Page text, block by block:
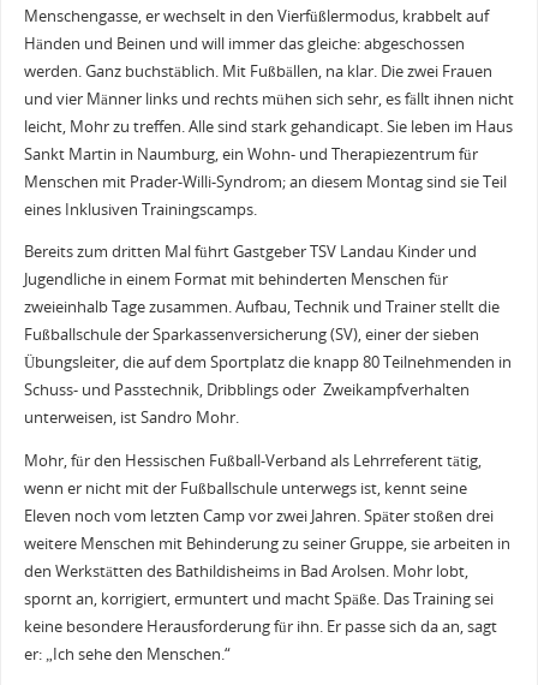
Menschengasse, er wechselt in den Vierfüßlermodus, krabbelt auf
Händen und Beinen und will immer das gleiche: abgeschossen
werden. Ganz buchstäblich. Mit Fußbällen, na klar. Die zwei Frauen
und vier Männer links und rechts mühen sich sehr, es fällt ihnen nicht
leicht, Mohr zu treffen. Alle sind stark gehandicapt. Sie leben im Haus
Sankt Martin in Naumburg, ein Wohn- und Therapiezentrum für
Menschen mit Prader-Willi-Syndrom; an diesem Montag sind sie Teil
eines Inklusiven Trainingscamps.
Bereits zum dritten Mal führt Gastgeber TSV Landau Kinder und
Jugendliche in einem Format mit behinderten Menschen für
zweieinhalb Tage zusammen. Aufbau, Technik und Trainer stellt die
Fußballschule der Sparkassenversicherung (SV), einer der sieben
Übungsleiter, die auf dem Sportplatz die knapp 80 Teilnehmenden in
Schuss- und Passtechnik, Dribblings oder Zweikampfverhalten
unterweisen, ist Sandro Mohr.
Mohr, für den Hessischen Fußball-Verband als Lehrreferent tätig,
wenn er nicht mit der Fußballschule unterwegs ist, kennt seine
Eleven noch vom letzten Camp vor zwei Jahren. Später stoßen drei
weitere Menschen mit Behinderung zu seiner Gruppe, sie arbeiten in
den Werkstätten des Bathildisheims in Bad Arolsen. Mohr lobt,
spornt an, korrigiert, ermuntert und macht Späße. Das Training sei
keine besondere Herausforderung für ihn. Er passe sich da an, sagt
er: „Ich sehe den Menschen.“